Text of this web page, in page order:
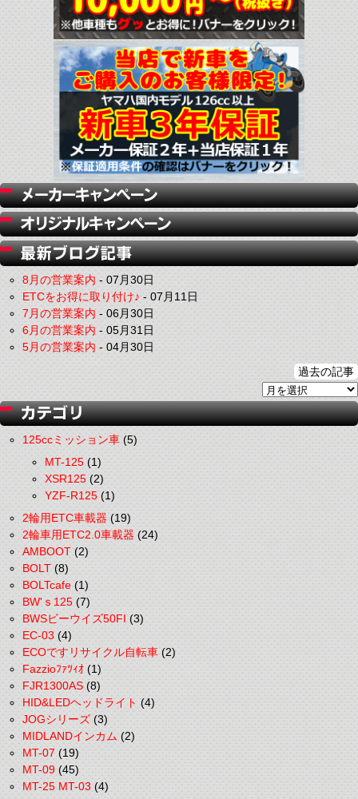
8月の営業案内-07月30日
ETCをお得に取り付け♪-07月11日
7月の営業案内-06月30日
6月の営業案内-05月31日
5月の営業案内-04月30日
過去の記事
125ccミッション車(5)
MT-125(1)
XSR125(2)
YZF-R125(1)
2輪用ETC車載器(19)
2輪車用ETC2.0車載器(24)
AMBOOT(2)
BOLT(8)
BOLTcafe(1)
BW'ｓ125(7)
BWSビーウイズ50FI(3)
EC-03(4)
ECOですリサイクル自転車(2)
Fazzioﾌｧﾂｨｵ(1)
FJR1300AS(8)
HID&LEDヘッドライト(4)
JOGシリーズ(3)
MIDLANDインカム(2)
MT-07(19)
MT-09(45)
MT-25 MT-03(4)